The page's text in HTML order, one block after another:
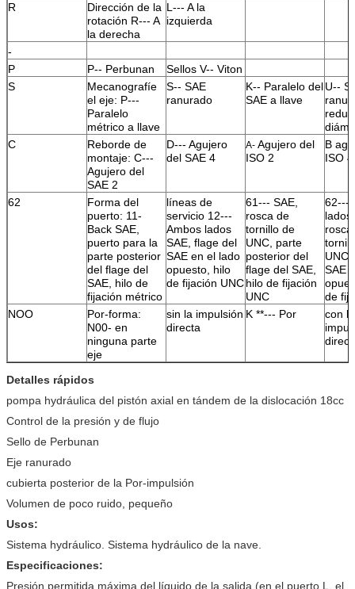
R
Dirección de la
rotación R--- A
la derecha
L--- A la
izquierda
-
P
P-- Perbunan
Sellos V-- Viton
S
Mecanografíe
el eje: P---
Paralelo
métrico a llave
S-- SAE
ranurado
K-- Paralelo del
SAE a llave
U--
C
Reborde de
montaje: C---
Agujero del
SAE 2
D--- Agujero
del SAE 4
A- Agujero del
ISO 2
B
ISO 4
62
Forma del
puerto: 11-
Back SAE,
puerto para la
parte posterior
del flage del
SAE, hilo de
fijación métrico
líneas de
servicio 12---
Ambos lados
SAE, flage del
SAE en el lado
opuesto, hilo
de fijación UNC
61--- SAE,
rosca de
tornillo de
UNC, parte
posterior del
flage del SAE,
hilo de fijación
UNC
62---
lados
SAE
de
NOO
Por-forma:
N00- en
ninguna parte
eje
sin la impulsión
directa
K **--- Por
con la
Detalles rápidos
pompa hydráulica del pistón axial en tándem de la dislocación 18cc
Control de la presión y de flujo
Sello de Perbunan
Eje ranurado
cubierta posterior de la Por-impulsión
Volumen de poco ruido, pequeño
Usos:
Sistema hydráulico. Sistema hydráulico de la nave.
Especificaciones:
Presión permitida máxima del líquido de la salida (en el puerto L, el